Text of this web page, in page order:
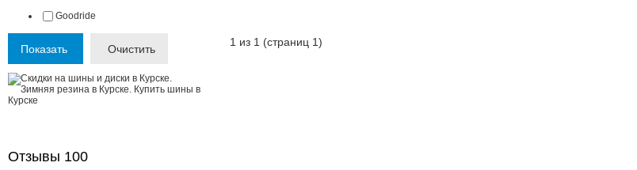
Goodride
Показать Очистить
Отзывы 100
1 из 1 (страниц 1)